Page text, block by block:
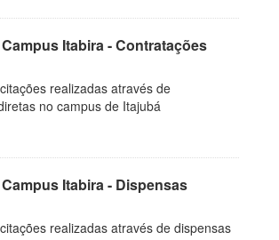
Itabira - Contratações
realizadas através de
no campus de Itajubá
Itabira - Dispensas
realizadas através de dispensas